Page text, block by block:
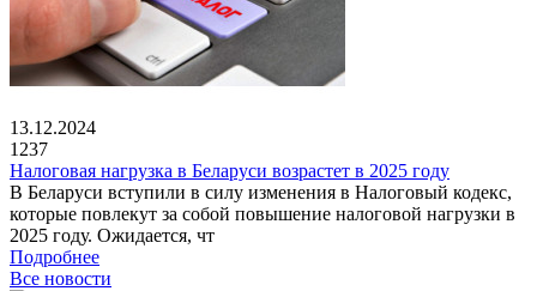
13.12.2024
1237
Налоговая нагрузка в Беларуси возрастет в 2025 году
В Беларуси вступили в силу изменения в Налоговый кодекс,
которые повлекут за собой повышение налоговой нагрузки в
2025 году. Ожидается, чт
Подробнее
Все новости